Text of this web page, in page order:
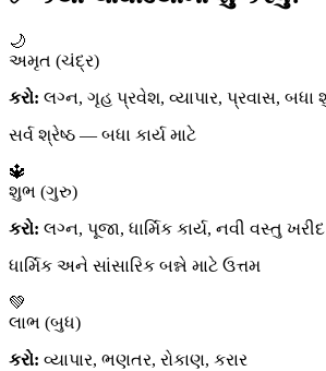
🌙
અમૃત (ચંદ્ર)
કરો: લગ્ન, ગૃહ પ્રવેશ, વ્યાપાર, પ્રવાસ, બધા
સર્વ શ્રેષ્ઠ — બધા કાર્ય માટે
🔱
શુભ (ગુરુ)
કરો: લગ્ન, પૂજા, ધાર્મિક કાર્ય, નવી વસ્તુ ખરીદ
ધાર્મિક અને સાંસારિક બન્ને માટે ઉત્તમ
💚
લાભ (બુધ)
કરો: વ્યાપાર, ભણતર, રોકાણ, કરાર